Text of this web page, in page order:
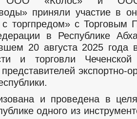
приняли участие в
торгпредом» с Торговым
в Республике
20 августа 2025 года
и торговли
экспортно-
и проведена в
одного из